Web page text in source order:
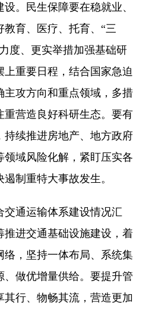
。民生保障要在稳就业、
教育、医疗、托育、“三
度、更实举措加强基础研
重要日程，结合国家急迫
主攻方向和重点领域，多措
重营造良好科研生态。要有
持续推进房地产、地方政府
领域风险化解，紧盯压实各
制重特大事故发生。
交通运输体系建设情况汇
推进交通基础设施建设，着
络，坚持一体布局、系统集
、做优增量供给。要提升管
其行、物畅其流，营造更加